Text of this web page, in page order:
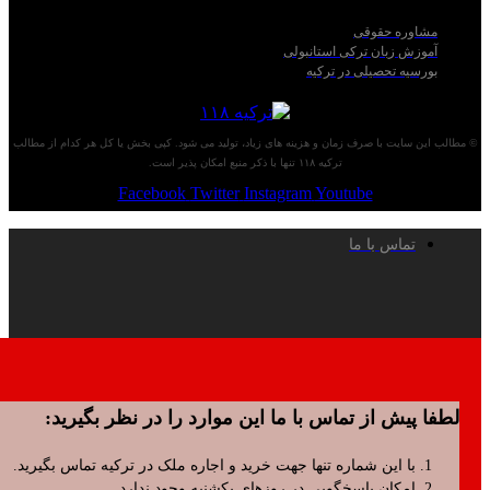
حقوقی
زبان ترکی استانبولی
تحصیلی در ترکیه
سایت با صرف زمان و هزینه های زیاد، تولید می شود. کپی بخش یا کل هر کدام از مطالب
Facebook Twitter Instagram
تماس با ما
پیش از تماس با ما این موارد را در نظر بگیرید:
با این شماره تنها جهت خرید و اجاره ملک در ترکیه تماس بگیرید.